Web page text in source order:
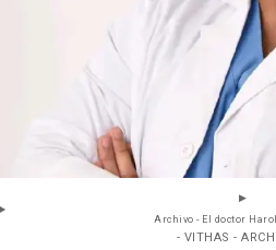
Archivo - El doctor
- VITHAS -